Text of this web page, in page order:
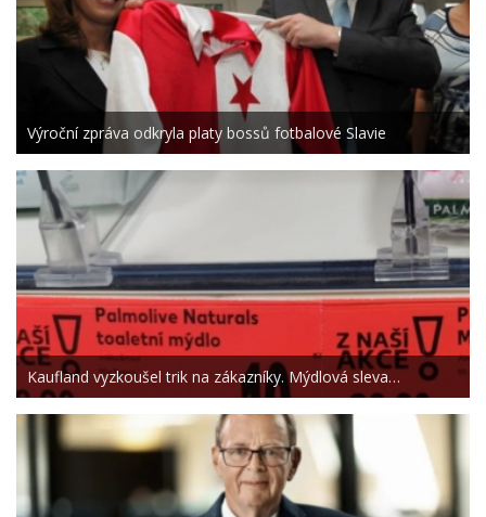
Výroční zpráva odkryla platy bossů fotbalové Slavie
Kaufland vyzkoušel trik na zákazníky. Mýdlová sleva…